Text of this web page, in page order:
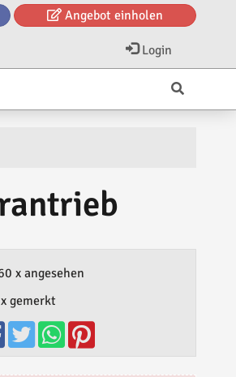
Angebot einholen
Login
x angesehen
gemerkt